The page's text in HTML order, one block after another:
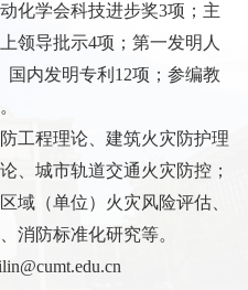
化学会科技进步奖3项；主
领导批示4项；第一发明人
国内发明专利 12项；参编教
工程理论、建筑火灾防护理
、城市轨道交通火灾防控；
域（单位）火灾风险评估、
消防标准化研究等。